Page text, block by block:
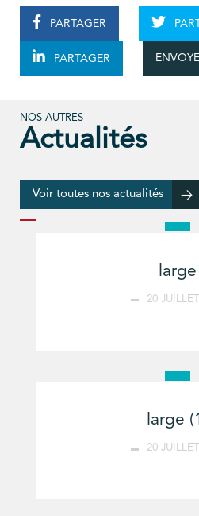
PARTAGER
PARTAGER
NOS AUTRES
Actualités
Voir toutes nos actualités
large
20
large
20